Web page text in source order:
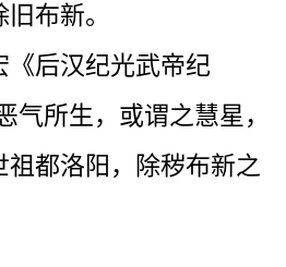
布新。
《后汉纪光武帝纪
气所生，或谓之慧星，
祖都洛阳，除秽布新之